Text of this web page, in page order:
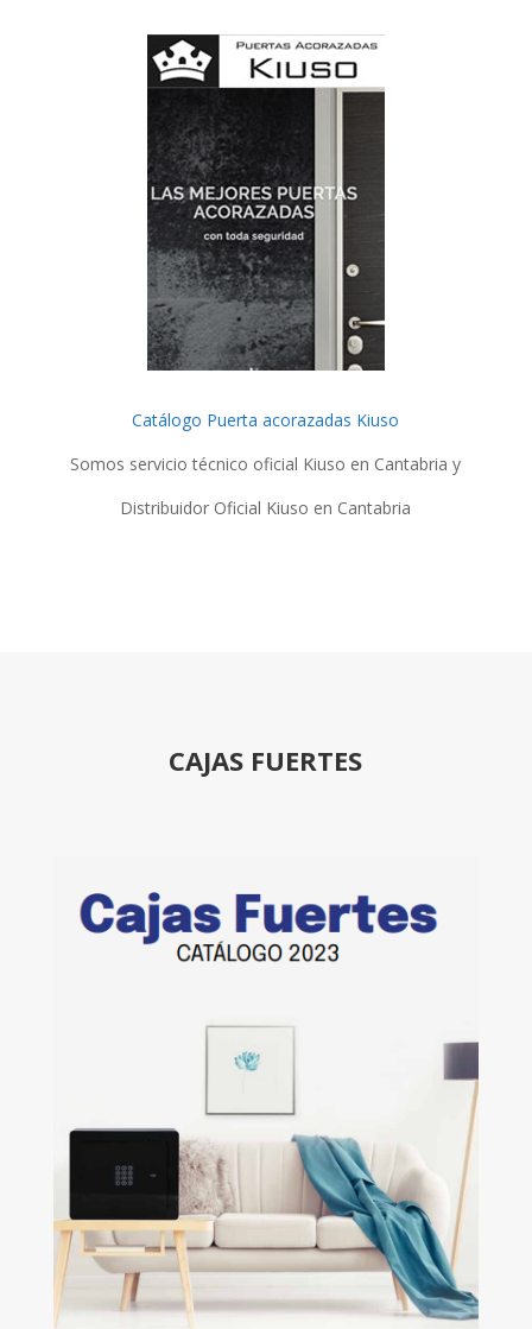
Catálogo Puerta acorazadas Kiuso
Somos servicio técnico oficial Kiuso en Cantabria y
Distribuidor Oficial Kiuso en Cantabria
CAJAS FUERTES